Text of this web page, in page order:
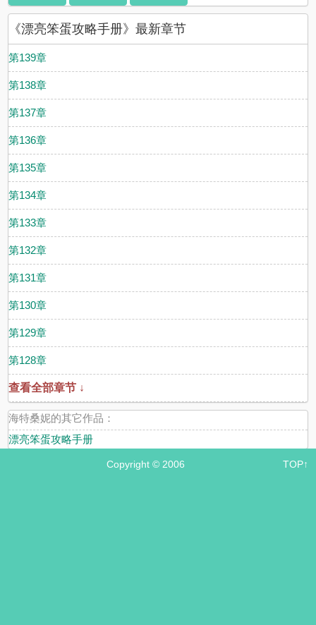
《漂亮笨蛋攻略手册》最新章节
第139章
第138章
第137章
第136章
第135章
第134章
第133章
第132章
第131章
第130章
第129章
第128章
查看全部章节 ↓
海特桑妮的其它作品：
漂亮笨蛋攻略手册
Copyright © 2006 TOP↑